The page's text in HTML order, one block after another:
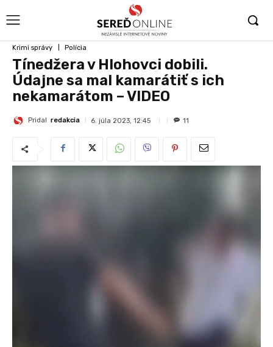
Krimi správy Polícia
Tínedžera v Hlohovci dobili.
Údajne sa mal kamarátiť s ich
nekamarátom – VIDEO
Pridal redakcia 6. júla 2023, 12:45 11